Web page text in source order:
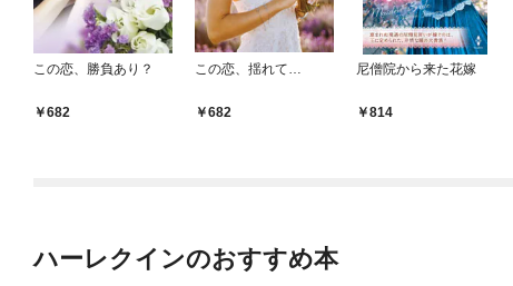
この恋、勝負あり？
682
この恋、揺れて…
682
尼僧院から来た花嫁
814
ハーレクインのおすすめ本